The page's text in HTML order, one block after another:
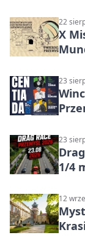
22
X
23
23
1/4
12